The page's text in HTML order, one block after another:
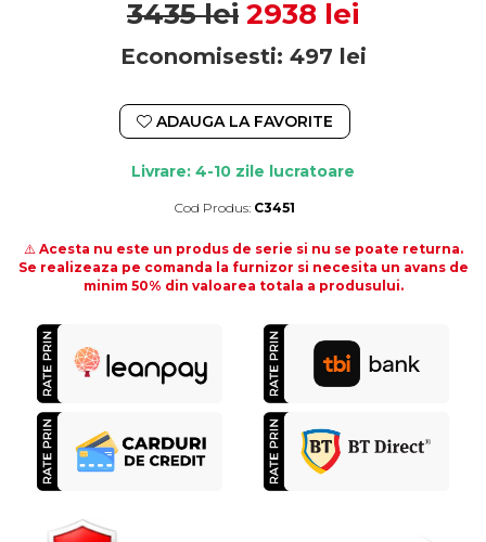
3435 lei 2938 lei
Economisesti: 497 lei
ADAUGA LA FAVORITE
Livrare: 4-10 zile lucratoare
Cod Produs: C3451
⚠️ Acesta nu este un produs de serie si nu se poate returna.
Se realizeaza pe comanda la furnizor si necesita un avans de
minim 50% din valoarea totala a produsului.